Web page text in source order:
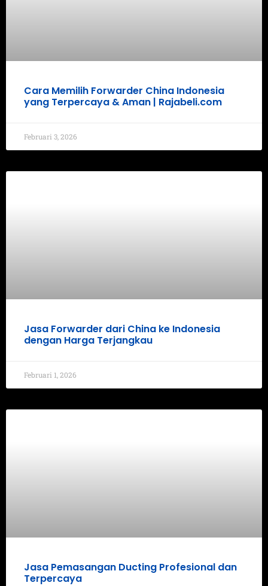
Cara Memilih Forwarder China Indonesia
yang Terpercaya & Aman | Rajabeli.com
Februari 3, 2026
Jasa Forwarder dari China ke Indonesia
dengan Harga Terjangkau
Februari 1, 2026
Jasa Pemasangan Ducting Profesional dan
Terpercaya